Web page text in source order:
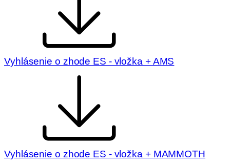
Vyhlásenie o zhode ES - vložka + AMS
Vyhlásenie o zhode ES - vložka + MAMMOTH